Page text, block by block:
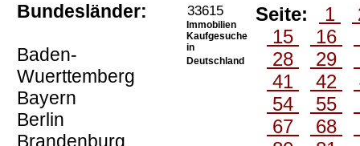
Bundesländer:
Baden-
Wuerttemberg
Bayern
Berlin
Brandenburg
33615
Immobilien
Kaufgesuche
in
Deutschland
Seite: 1
15
16
28
29
41
42
54
55
67
68